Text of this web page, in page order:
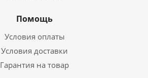
Помощь
Условия оплаты
Условия доставки
Гарантия на товар